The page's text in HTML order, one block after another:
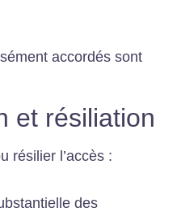
accordés sont
et résiliation
résilier l’accès :
des